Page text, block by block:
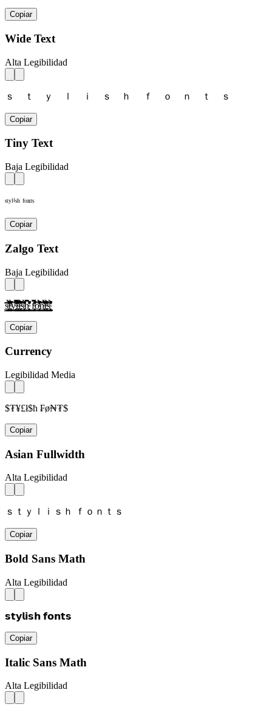
Copiar
Wide Text
Alta Legibilidad
ｓ ｔ ｙ ｌ ｉ ｓ ｈ ｆ ｏ ｎ ｔ ｓ
Copiar
Tiny Text
Baja Legibilidad
ˢᵗʸˡⁱˢʰ ᶠᵒⁿᵗˢ
Copiar
Zalgo Text
Baja Legibilidad
s̴̢̛͎̗̰̲̜̺̹̮̦̩̫̪̬̭̯̰̱̲̳̹̺̻̼͇͈͉͍͎̀́̂̃̄̅̆̇̈̉̊̋̌̍̎̏̐̑̒̓̔̕̚ͅt̴̢̛͎̗̰̲̜̺̹̮̦̩̫̪̬̭̯̰̱̲̳̹̺̻̼͇͈͉͍͎̀́̂̃̄̅̆̇̈̉̊̋̌̍̎̏̐̑̒̓̔̕̚ͅỳ̴̢̛͎̗̰̲̜̺̹̮̦̩̫̪̬̭̯̰̱̲̳̹̺̻̼͇͈͉͍͎́̂̃̄̅̆̇̈̉̊̋̌̍̎̏̐̑̒̓̔̕̚ͅl̴̢̛͎̗̰̲̜̺̹̮̦̩̫̪̬̭̯̰̱̲̳̹̺̻̼͇͈͉͍͎̀́̂̃̄̅̆̇̈̉̊̋̌̍̎̏̐̑̒̓̔̕̚ͅì̴̢̛͎̗̰̲̜̺̹̮̦̩̫̪̬̭̯̰̱̲̳̹̺̻̼͇͈͉͍͎́̂̃̄̅̆̇̈̉̊̋̌̍̎̏̐̑̒̓̔̕̚ͅs̴̢̛͎̗̰̲̜̺̹̮̦̩̫̪̬̭̯̰̱̲̳̹̺̻̼͇͈͉͍͎̀́̂̃̄̅̆̇̈̉̊̋̌̍̎̏̐̑̒̓̔̕̚ͅh̴̢̛͎̗̰̲̜̺̹̮̦̩̫̪̬̭̯̰̱̲̳̹̺̻̼͇͈͉͍͎̀́̂̃̄̅̆̇̈̉̊̋̌̍̎̏̐̑̒̓̔̕̚ͅ f̴̢̛͎̗̰̲̜̺̹̮̦̩̫̪̬̭̯̰̱̲̳̹̺̻̼͇͈͉͍͎̀́̂̃̄̅̆̇̈̉̊̋̌̍̎̏̐̑̒̓̔̕̚ͅờ̴̢͎̗̰̲̜̺̹̮̦̩̫̪̬̭̯̰̱̲̳̹̺̻̼͇͈͉͍͎́̂̃̄̅̆̇̈̉̊̋̌̍̎̏̐̑̒̓̔̕̚ͅǹ̴̢̛͎̗̰̲̜̺̹̮̦̩̫̪̬̭̯̰̱̲̳̹̺̻̼͇͈͉͍͎́̂̃̄̅̆̇̈̉̊̋̌̍̎̏̐̑̒̓̔̕̚ͅt̴̢̛͎̗̰̲̜̺̹̮̦̩̫̪̬̭̯̰̱̲̳̹̺̻̼͇͈͉͍͎̀́̂̃̄̅̆̇̈̉̊̋̌̍̎̏̐̑̒̓̔̕̚ͅs̴̢̛͎̗̰̲̜̺̹̮̦̩̫̪̬̭̯̰̱̲̳̹̺̻̼͇͈͉͍͎̀́̂̃̄̅̆̇̈̉̊̋̌̍̎̏̐̑̒̓̔̕̚ͅ
Copiar
Currency
Legibilidad Media
$₮¥£ł$ħ ₣ø₦₮$
Copiar
Asian Fullwidth
Alta Legibilidad
ｓｔｙｌｉｓｈ ｆｏｎｔｓ
Copiar
Bold Sans Math
Alta Legibilidad
𝘀𝘁𝘆𝗹𝗶𝘀𝗵 𝗳𝗼𝗻𝘁𝘀
Copiar
Italic Sans Math
Alta Legibilidad